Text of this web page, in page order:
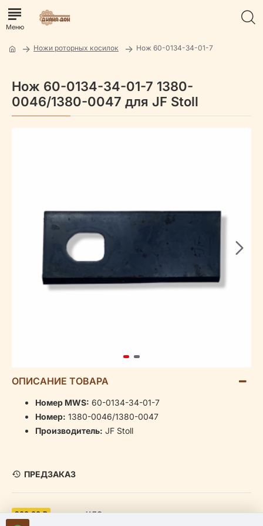
Ножи роторных косилок Нож 60-0134-34-01-7
Нож 60-0134-34-01-7 1380-
0046/1380-0047 для JF Stoll
ОПИСАНИЕ ТОВАРА
Номер MWS: 60-0134-34-01-7
Номер: 1380-0046/1380-0047
Производитель: JF Stoll
200.00 ₽ включая НДС
ПРЕДЗАКАЗ